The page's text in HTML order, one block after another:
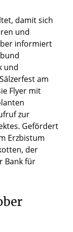
damit sich
und
informiert
und
am
Flyer mit
zur
Gefördert
Erzbistum
der
Bank für